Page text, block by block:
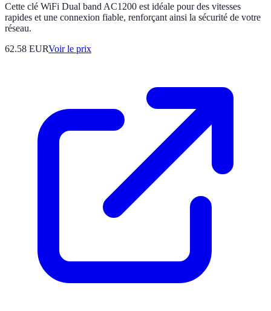
Cette clé WiFi Dual band AC1200 est idéale pour des vitesses
rapides et une connexion fiable, renforçant ainsi la sécurité de votre
réseau.
62.58 EURVoir le prix